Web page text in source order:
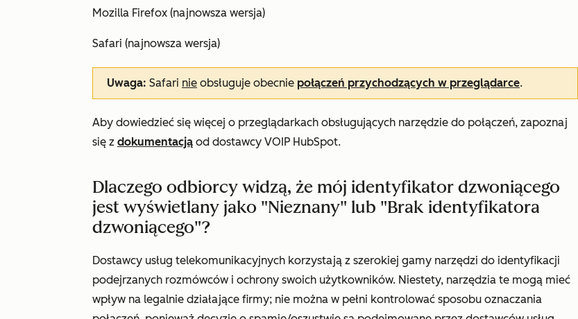
Mozilla Firefox (najnowsza wersja)
Safari (najnowsza wersja)
Uwaga: Safari nie obsługuje obecnie połączeń przychodzących w przeglądarce.
Aby dowiedzieć się więcej o przeglądarkach obsługujących narzędzie do połączeń, zapoznaj
się z dokumentacją od dostawcy VOIP HubSpot.
Dlaczego odbiorcy widzą, że mój identyfikator dzwoniącego
jest wyświetlany jako "Nieznany" lub "Brak identyfikatora
dzwoniącego"?
Dostawcy usług telekomunikacyjnych korzystają z szerokiej gamy narzędzi do identyfikacji
podejrzanych rozmówców i ochrony swoich użytkowników. Niestety, narzędzia te mogą mieć
wpływ na legalnie działające firmy; nie można w pełni kontrolować sposobu oznaczania